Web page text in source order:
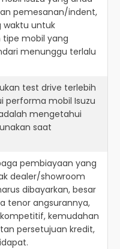
pemesanan/indent,
waktu untuk
mobil yang
menunggu terlalu
test drive terlebih
performa mobil Isuzu
mengetahui
saat
pembiayaan yang
dealer/showroom
dibayarkan, besar
tenor angsurannya,
kemudahan
persetujuan kredit,